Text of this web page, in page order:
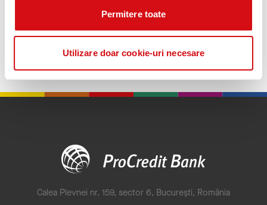
Permitere toate
Utilizare doar cookie-uri necesare
500 de pachete ProPortare disponibile.
Înapoi
Calea Plevnei nr. 159, sector 6, București, România